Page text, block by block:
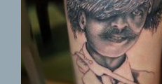
ERNST CASSIRER
ARBEITSSTELLE 1997-
2007